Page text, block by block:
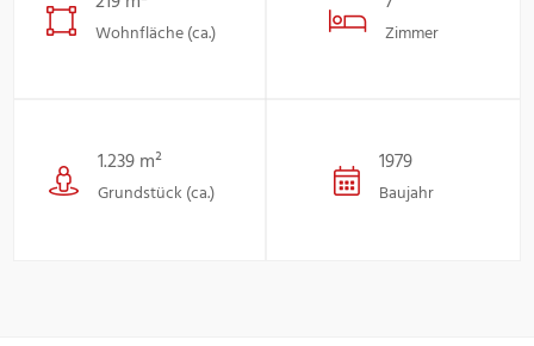
Wohnfläche (ca.) Zimmer
1.239 m²
Grundstück (ca.)
1979
Baujahr